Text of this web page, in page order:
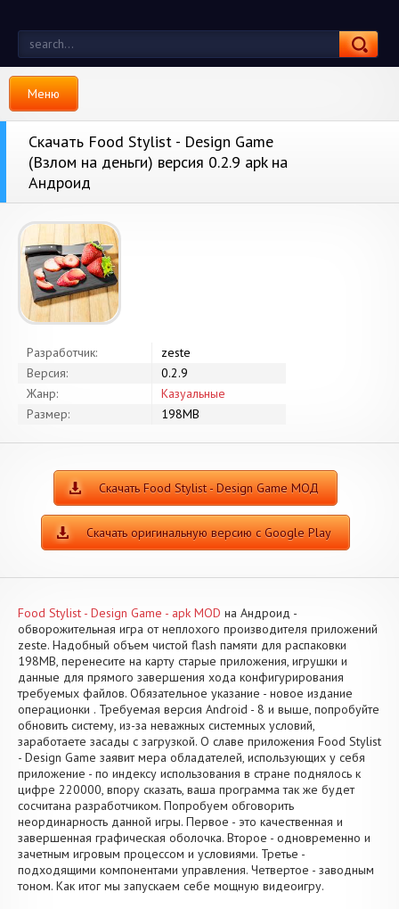
Меню
Скачать Food Stylist - Design Game
(Взлом на деньги) версия 0.2.9 apk на
Андроид
Разработчик:
zeste
Версия:
0.2.9
Жанр:
Казуальные
Размер:
198MB
Скачать Food Stylist - Design Game МОД
Скачать оригинальную версию с Google Play
Food Stylist - Design Game - apk MOD на Андроид -
обворожительная игра от неплохого производителя приложений
zeste. Надобный объем чистой flash памяти для распаковки
198MB, перенесите на карту старые приложения, игрушки и
данные для прямого завершения хода конфигурирования
требуемых файлов. Обязательное указание - новое издание
операционки . Требуемая версия Android - 8 и выше, попробуйте
обновить систему, из-за неважных системных условий,
заработаете засады с загрузкой. О славе приложения Food Stylist
- Design Game заявит мера обладателей, использующих у себя
приложение - по индексу использования в стране поднялось к
цифре 220000, впору сказать, ваша программа так же будет
сосчитана разработчиком. Попробуем обговорить
неординарность данной игры. Первое - это качественная и
завершенная графическая оболочка. Второе - одновременно и
зачетным игровым процессом и условиями. Третье -
подходящими компонентами управления. Четвертое - заводным
тоном. Как итог мы запускаем себе мощную видеоигру.